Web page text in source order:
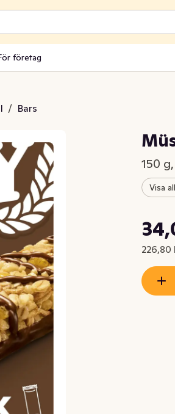
företag
/ Bars
150
Visa
226,80